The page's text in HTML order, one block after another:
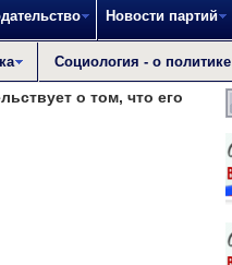
Новости партий
Социология - о политике
о том, что его